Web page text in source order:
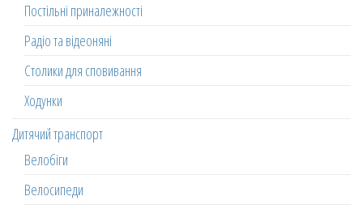
Постільні приналежності
Радіо та відеоняні
Столики для сповивання
Ходунки
Дитячий транспорт
Велобіги
Велосипеди